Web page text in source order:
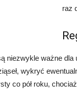
raz
niezwykle ważne
wykryć
co pół roku,